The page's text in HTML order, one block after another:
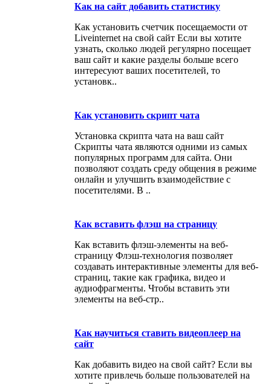
Как на сайт добавить статистику
Как установить счетчик посещаемости от
Liveinternet на свой сайт Если вы хотите
узнать, сколько людей регулярно посещает
ваш сайт и какие разделы больше всего
интересуют ваших посетителей, то
установк..
Как установить скрипт чата
Установка скрипта чата на ваш сайт
Скрипты чата являются одними из самых
популярных программ для сайта. Они
позволяют создать среду общения в режиме
онлайн и улучшить взаимодействие с
посетителями. В ..
Как вставить флэш на страницу
Как вставить флэш-элементы на веб-
страницу Флэш-технология позволяет
создавать интерактивные элементы для веб-
страниц, такие как графика, видео и
аудиофрагменты. Чтобы вставить эти
элементы на веб-стр..
Как научиться ставить видеоплеер на
сайт
Как добавить видео на свой сайт? Если вы
хотите привлечь больше пользователей на